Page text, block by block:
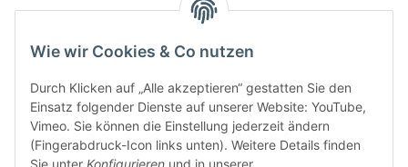
Gesetzliche Informationen
Wie wir Cookies & Co nutzen
Durch Klicken auf „Alle akzeptieren“ gestatten Sie den
Einsatz folgender Dienste auf unserer Website: YouTube,
Vimeo. Sie können die Einstellung jederzeit ändern
(Fingerabdruck-Icon links unten). Weitere Details finden